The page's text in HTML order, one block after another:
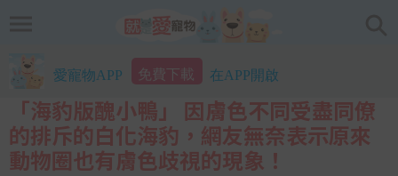
愛寵物APP 免費下載 在APP開啟
「海豹版醜小鴨」 因膚色不同受盡同僚
的排斥的白化海豹，網友無奈表示原來
動物圈也有膚色歧視的現象！